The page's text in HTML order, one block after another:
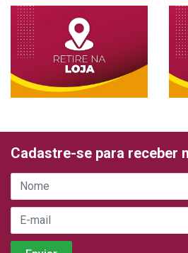
Cadastre-se para receber